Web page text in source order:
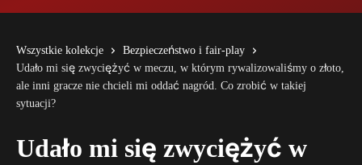
Wszystkie kolekcje
Bezpieczeństwo i fair-play
Udało mi się zwyciężyć w meczu, w którym rywalizowaliśmy o złoto,
ale inni gracze nie chcieli mi oddać nagród. Co zrobić w takiej
sytuacji?
Udało mi się zwyciężyć w